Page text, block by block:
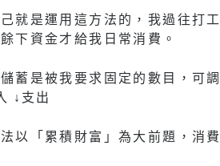
就是運用這方法的，我過往打
下資金才給我日常消費。
蓄是被我要求固定的數目，可
↓支出
以「累積財富」為大前題，消